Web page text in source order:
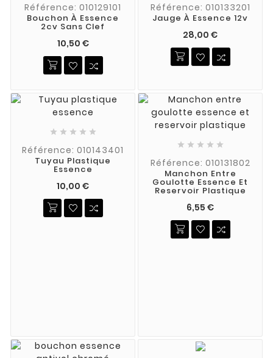
Référence: 010129101
Bouchon À Essence
2cv Sans Clef
10,50 €
Référence: 010133201
Jauge À Essence 12v
28,00 €
    
Référence: 010143401
Tuyau Plastique
Essence
10,00 €
    
Référence: 010131802
Manchon Entre
Goulotte Essence Et
Reservoir Plastique
6,55 €